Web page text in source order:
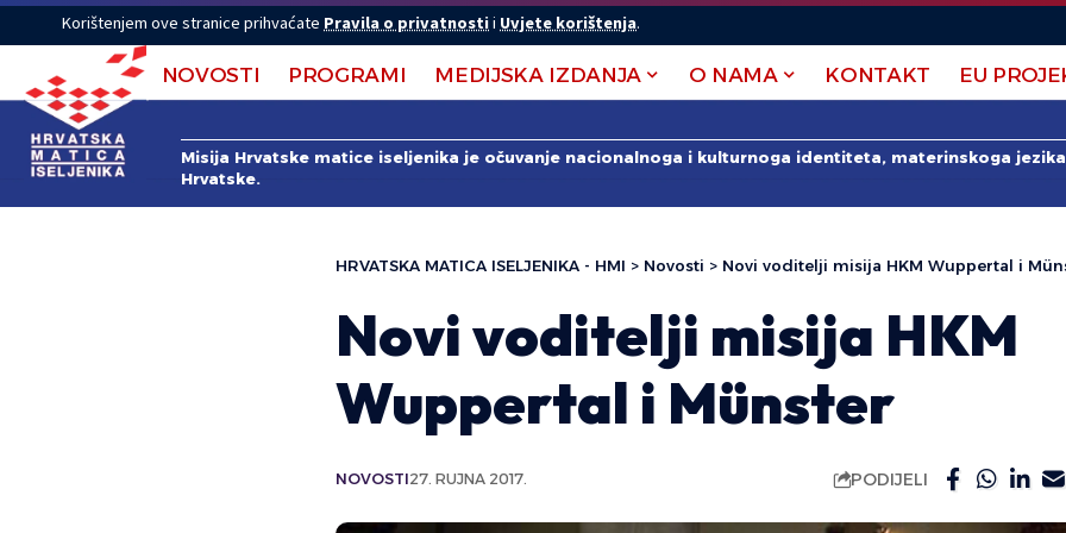
Korištenjem ove stranice prihvaćate Pravila o privatnostii Uvjete korištenja.
NOVOSTI PROGRAMI MEDIJSKA IZDANJA O NAMA KONTAKT EU
Misija Hrvatske matice iseljenika je očuvanje nacionalnoga i kulturnoga identiteta, materinskoga
Hrvatske.
HRVATSKA MATICA ISELJENIKA - HMI > Novosti > Novi voditelji misija HKM Wuppertal i
Novi voditelji misija HKM
Wuppertal i Münster
NOVOSTI27. RUJNA 2017. PODIJELI